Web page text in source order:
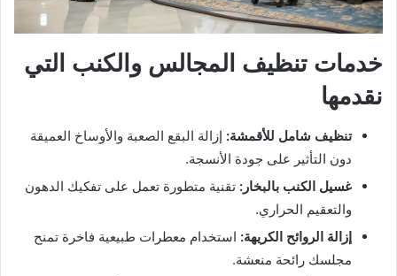
خدمات تنظيف المجالس والكنب التي
نقدمها
تنظيف شامل للأقمشة: إزالة البقع الصعبة والأوساخ العميقة
دون التأثير على جودة الأنسجة.
غسيل الكنب بالبخار: تقنية متطورة تعمل على تفكيك الدهون
والتعقيم الحراري.
إزالة الروائح الكريهة: استخدام معطرات طبيعية فاخرة تمنح
مجلسك رائحة منعشة.